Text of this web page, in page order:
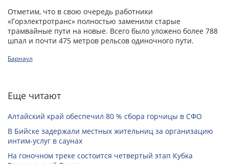
Отметим, что в свою очередь работники
«Горэлектротранс» полностью заменили старые
трамвайные пути на новые. Всего было уложено более 788
шпал и почти 475 метров рельсов одиночного пути.
Барнаул
Еще читают
Алтайский край обеспечил 80 % сбора горчицы в СФО
В Бийске задержали местных жительниц за организацию
интим-услуг в саунах
На гоночном треке состоится четвертый этап Кубка